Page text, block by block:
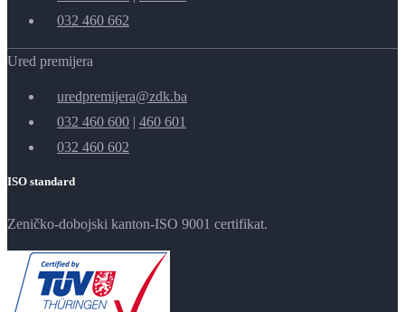
032 460 662
Ured premijera
uredpremijera@zdk.ba
032 460 600 | 460 601
032 460 602
ISO standard
Zeničko-dobojski kanton-ISO 9001 certifikat.